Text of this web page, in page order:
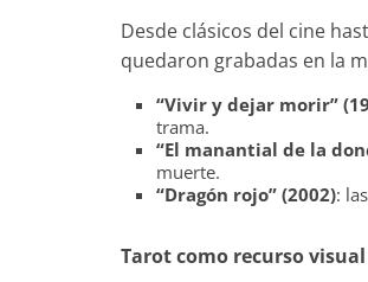
Desde clásicos del cine
quedaron grabadas en la
“Vivir y dejar morir”
trama.
“El manantial de la
muerte.
“Dragón rojo” (2002):
Tarot como recurso visual